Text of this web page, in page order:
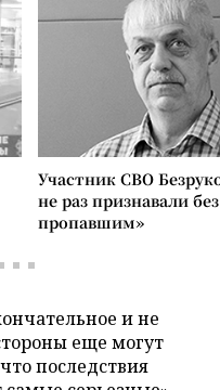
Участник СВО
не раз признавали
пропавшим»
и не
еще могут
последствия